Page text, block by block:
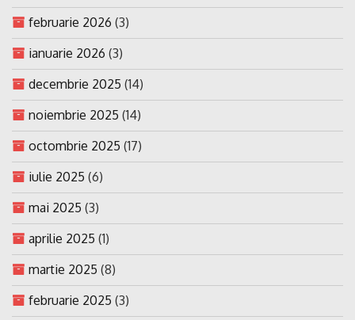
februarie 2026 (3)
ianuarie 2026 (3)
decembrie 2025 (14)
noiembrie 2025 (14)
octombrie 2025 (17)
iulie 2025 (6)
mai 2025 (3)
aprilie 2025 (1)
martie 2025 (8)
februarie 2025 (3)